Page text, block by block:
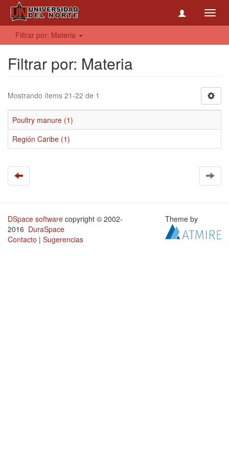
Filtrar por: Materia
Filtrar por: Materia
Mostrando ítems 21-22 de 1
Poultry manure (1)
Región Caribe (1)
DSpace software copyright © 2002-
2016 DuraSpace
Contacto | Sugerencias
Theme by